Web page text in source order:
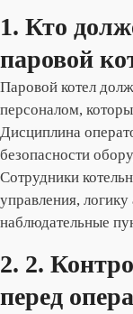
1. Кто
паровой
Паровой котел
персоналом,
Дисциплина
безопасности
Сотрудники
управления,
наблюдательные
2. 2.
перед